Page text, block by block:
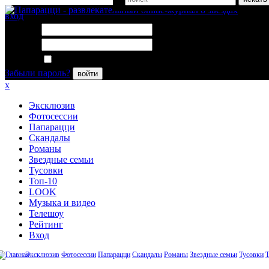
вход
Забыли пароль?
войти
x
Эксклюзив
Фотосессии
Папарацци
Скандалы
Романы
Звездные семьи
Тусовки
Топ-10
LOOK
Музыка и видео
Телешоу
Рейтинг
Вход
Эксклюзив Фотосессии Папарацци Скандалы Романы Звездные семьи Тусовки